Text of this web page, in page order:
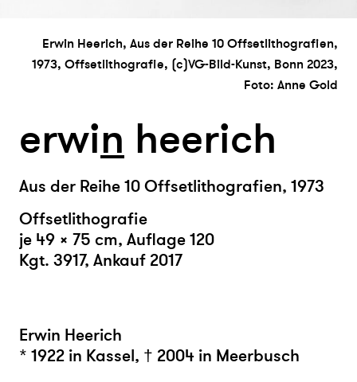
Erwin Heerich, Aus der Reihe 10 Offsetlithografien,
1973, Offsetlithografie, (c)VG-Bild-Kunst, Bonn 2023,
Foto: Anne Gold
erwin heerich
Aus der Reihe 10 Offsetlithografien, 1973
Offsetlithografie
je 49 × 75 cm, Auflage 120
Kgt. 3917, Ankauf 2017
Erwin Heerich
* 1922 in Kassel, † 2004 in Meerbusch